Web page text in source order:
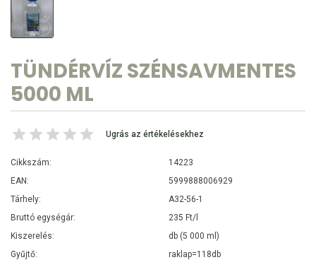
TÜNDÉRVÍZ SZÉNSAVMENTES
5000 ML
Ugrás az értékelésekhez
Cikkszám:
14223
EAN:
5999888006929
Tárhely:
A32-56-1
Bruttó egységár:
235 Ft/l
Kiszerelés:
db (5 000 ml)
Gyűjtő:
raklap=118db